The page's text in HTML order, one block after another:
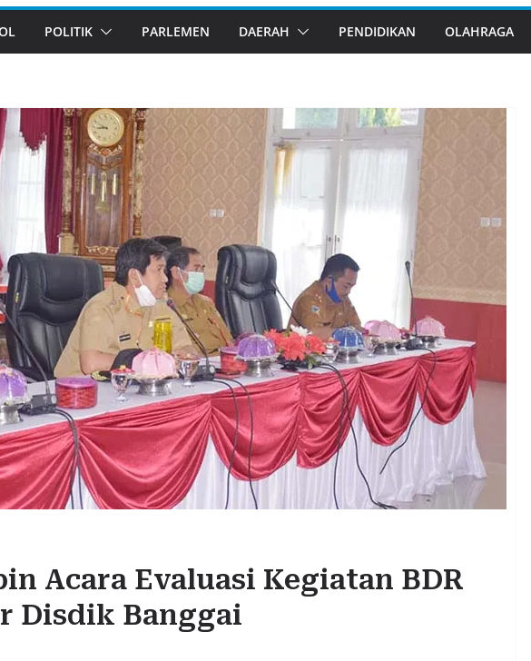
POLITIK PARLEMEN DAERAH PENDIDIKAN OLAHRAGA
Acara Evaluasi Kegiatan BDR
Disdik Banggai